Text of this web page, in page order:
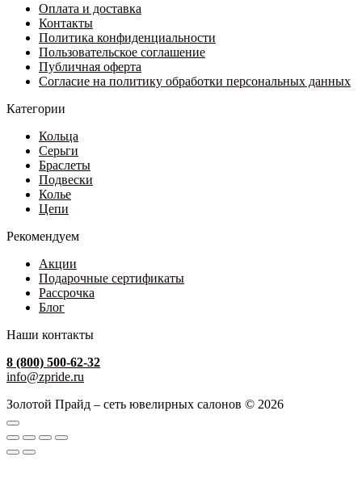
Оплата и доставка
Контакты
Политика конфиденциальности
Пользовательское соглашение
Публичная оферта
Согласие на политику обработки персональных данных
Категории
Кольца
Серьги
Браслеты
Подвески
Колье
Цепи
Рекомендуем
Акции
Подарочные сертификаты
Рассрочка
Блог
Наши контакты
8 (800) 500-62-32
info@zpride.ru
Золотой Прайд – сеть ювелирных салонов © 2026